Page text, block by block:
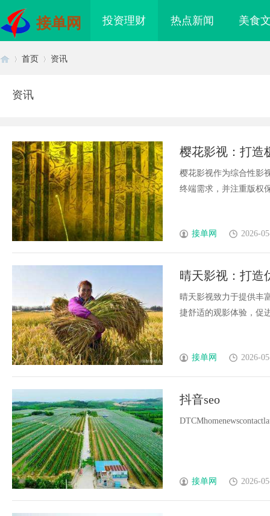
接单网 投资理财 热点新闻 美食
首页 资讯
资讯
樱花影视：打造
樱花影视作为综合性影
终端需求，并注重版权
接单网 2026-
晴天影视：打造
晴天影视致力于提供丰
捷舒适的观影体验，促
接单网 2026-
抖音seo
接单网 2026-
创新科技引领高效健 商标购买：即买即用，规避侵权